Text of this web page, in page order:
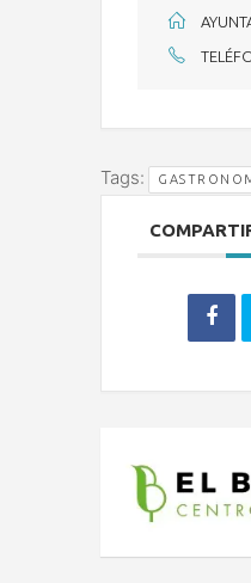
Tags: